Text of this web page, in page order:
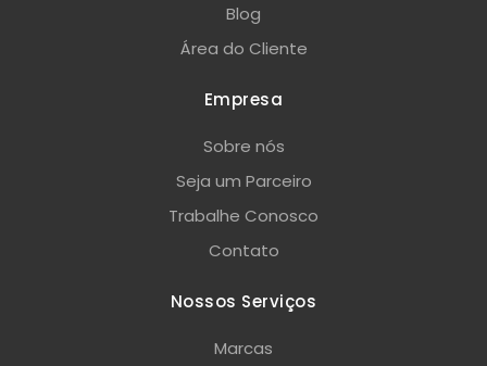
Blog
Área do Cliente
Empresa
Sobre nós
Seja um Parceiro
Trabalhe Conosco
Contato
Nossos Serviços
Marcas